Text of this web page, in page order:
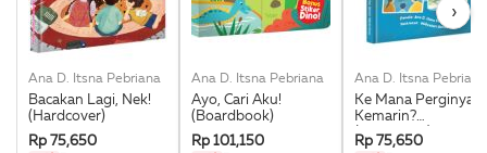
Ana D. Itsna Pebriana
Bacakan Lagi, Nek!
(Hardcover)
Rp 75,650
Ana D. Itsna Pebriana
Ayo, Cari Aku!
(Boardbook)
Rp 101,150
Ana D. Itsna Pebriana
Ke Mana Perginya
Kemarin?
(Hardcover)
Rp 75,650
›